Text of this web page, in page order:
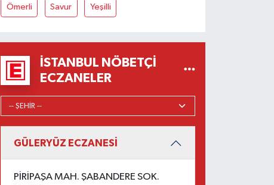
Ömerli Savur Yeşilli
İSTANBUL NÖBETÇI
ECZANELER
GÜLERYÜZ ECZANESİ
PİRİPAŞA MAH. ŞABANDERE SOK.